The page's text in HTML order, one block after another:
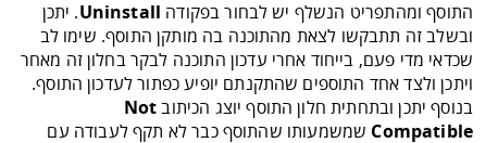
התוסף ומהתפריט הנשלף יש לבחור בפקודה Uninstall. יתכן
ובשלב זה תתבקשו לצאת מהתוכנה בה מותקן התוסף. שימו לב
שכדאי מדי פעם, בייחוד אחרי עדכון התוכנה לבקר בחלון זה מאחר
ויתכן ולצד אחד התוספים שהתקנתם יופיע כפתור לעדכון התוסף.
בנוסף יתכן ובתחתית חלון התוסף יוצג הכיתובNot
Compatible שמשמעותו שהתוסף כבר לא תקף לעבודה עם